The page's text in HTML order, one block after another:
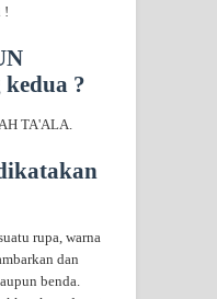
!
?
TA'ALA.
rupa, warna
dan
benda.